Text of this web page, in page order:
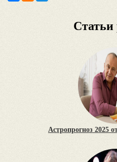
Статьи
Астропрогноз 2025